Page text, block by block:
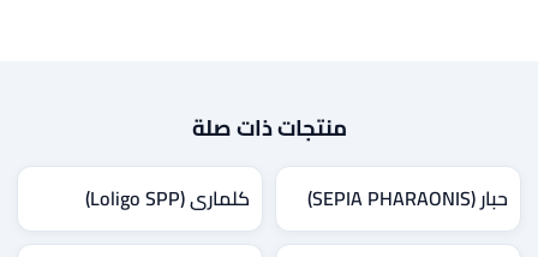
منتجات ذات صلة
حبار (SEPIA PHARAONIS) كلماري (Loligo SPP)